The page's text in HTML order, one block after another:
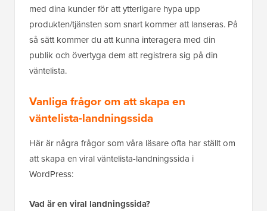
med dina kunder för att ytterligare hypa upp
produkten/tjänsten som snart kommer att lanseras. På
så sätt kommer du att kunna interagera med din
publik och övertyga dem att registrera sig på din
väntelista.
Vanliga frågor om att skapa en
väntelista-landningssida
Här är några frågor som våra läsare ofta har ställt om
att skapa en viral väntelista-landningssida i
WordPress:
Vad är en viral landningssida?